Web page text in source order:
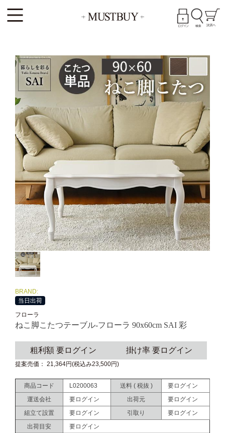
BRAND:
当日出荷
フローラ
ねこ脚こたつテーブル-フローラ 90x60cm SAI 彩
粗利額 要ログイン 掛け率 要ログイン
提案売価： 21,364円(税込み23,500円)
商品コード L0200063 送料 ( 税抜 )
要ログイン
運送会社
要ログイン 出荷元
要ログイン
組立て設置
要ログイン 引取り
要ログイン
出荷目安
要ログイン